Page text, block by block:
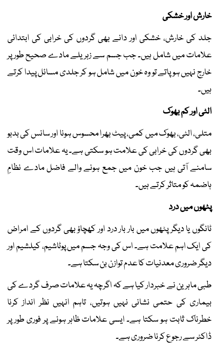
خارش اور خشکی
جلد کی خارش، خشکی اور دانے بھی گردوں کی خرابی کی ابتدائی
علامات میں شامل ہیں۔ جب جسم سے زہریلے مادے صحیح طور پر
خارج نہیں ہو پاتے تو وہ خون میں شامل ہو کر جلدی مسائل پیدا کرتے
ہیں۔
الٹی اور کم بھوک
متلی، الٹی، بھوک میں کمی، پیٹ بھرا محسوس ہونا اور سانس کی بدبو
بھی گردوں کی خرابی کی علامت ہو سکتی ہے۔ یہ علامات اس وقت
سامنے آتی ہیں جب خون میں جمع ہونے والے فاضل مادے نظامِ
ہاضمہ کو متاثر کرتے ہیں۔
پٹھوں میں درد
ٹانگوں یا دیگر پٹھوں میں بار بار درد اور کھچاؤ بھی گردوں کے امراض
کی ایک اہم علامت ہے۔ اس کی وجہ جسم میں پوٹاشیم، کیلشیم اور
دیگر ضروری معدنیات کا عدم توازن بن سکتا ہے۔
طبی ماہرین نے خبردار کیا ہے کہ اگرچہ یہ علامات صرف گردے کی
بیماری کی حتمی نشانی نہیں ہوتیں، تاہم انہیں نظر انداز کرنا
خطرناک ثابت ہو سکتا ہے۔ ایسی علامات ظاہر ہونے پر فوری طور پر
ڈاکٹر سے رجوع کرنا ضروری ہے۔